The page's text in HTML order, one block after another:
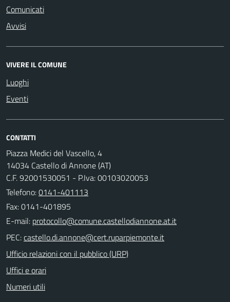
Comunicati
Avvisi
VIVERE IL COMUNE
Luoghi
Eventi
CONTATTI
Piazza Medici del Vascello, 4
14034 Castello di Annone (AT)
C.F. 92001530051 - P.Iva: 00103020053
Telefono:0141-401113
Fax: 0141-401895
E-mail:
PEC:
Ufficio relazioni con il pubblico (URP)
Uffici e orari
Numeri utili